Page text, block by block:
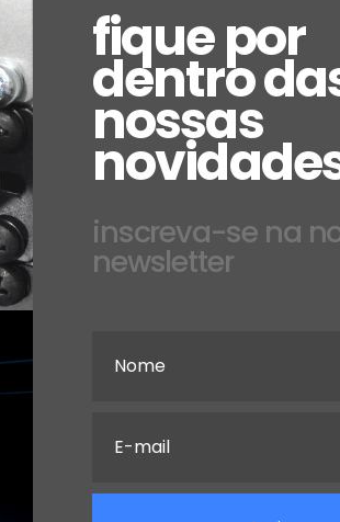
fique por
dentro
nossas
inscreva-se na
newsletter